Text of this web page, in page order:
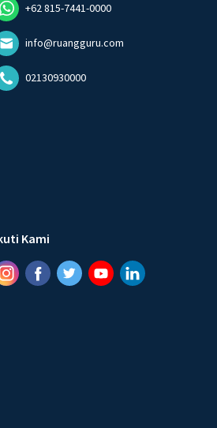
+62 815-7441-0000
info@ruangguru.com
02130930000
Kami